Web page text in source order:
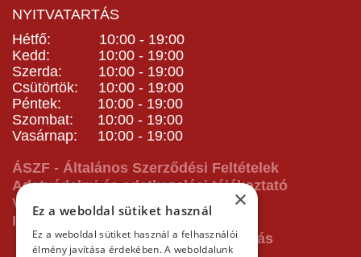
NYITVATARTÁS
Hétfő: 10:00 - 19:00
Kedd: 10:00 - 19:00
Szerda: 10:00 - 19:00
Csütörtök: 10:00 - 19:00
Péntek: 10:00 - 19:00
Szombat: 10:00 - 19:00
Vasárnap: 10:00 - 19:00
ÁSZF - Általános Szerződési Feltételek
Adatvédelmi és adatkezelési tájékoztató
Vásárlás előtti tájékoztató
Impresszum
×
Ez a weboldal sütiket használ
Ez a weboldal sütiket használ a felhasználói
élmény javítása érdekében. A weboldalunk